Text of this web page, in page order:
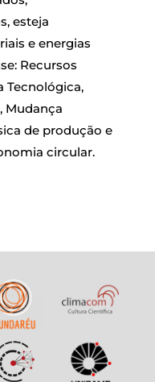
esteja
e energias
Recursos
Tecnológica,
Mudança
de produção e
circular.